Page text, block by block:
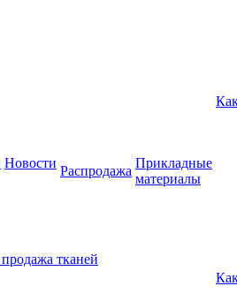
Новости
Распродажа
Прикладные
материалы